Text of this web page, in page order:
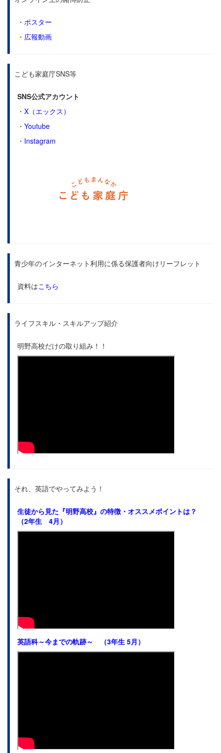
・ ポスター
・ 広報動画
こども家庭庁SNS等
SNS公式アカウント
・ X（エックス）
・ Youtube
・ Instagram
青少年のインターネット利用に係る保護者向けリーフレット
資料はこちら
ライフスキル・スキルアップ紹介
明野高校だけの取り組み！！
それ、英語でやってみよう！
生徒から見た 『明野高校』の特徴・オススメポイントは？
（2年生 4月）
英語科～今までの軌跡～ （3年生 5月）